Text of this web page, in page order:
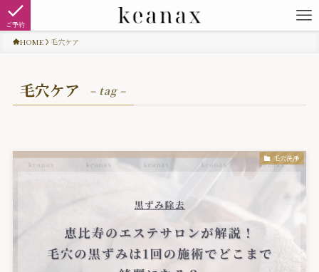
ご予約
HOME 毛穴ケア
毛穴ケア – tag –
毛穴洗浄